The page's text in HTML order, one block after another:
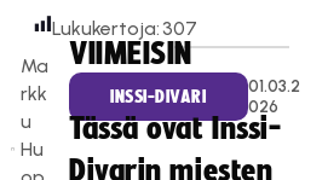
Ma
rkk
u
Hu
Lukukertoja: 307
VIIMEISIN
INSSI-DIVARI
01.03.2
026
Tässä ovat Inssi-
Divarin miesten